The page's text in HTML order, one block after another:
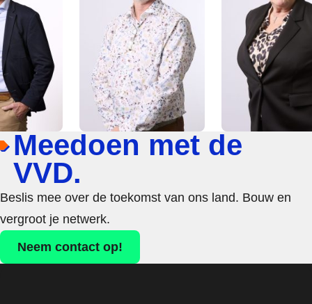
Meedoen met de
VVD.
Beslis mee over de toekomst van ons land. Bouw en
vergroot je netwerk.
Neem contact op!